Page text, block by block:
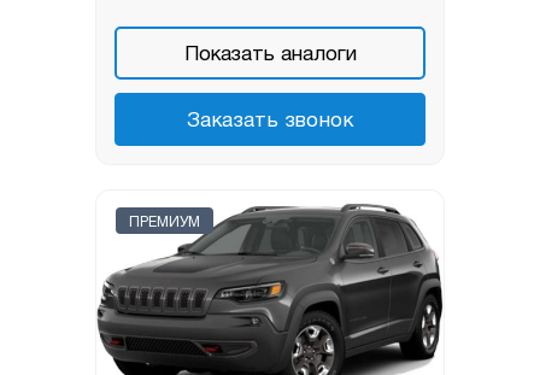
Показать аналоги
Заказать звонок
ПРЕМИУМ